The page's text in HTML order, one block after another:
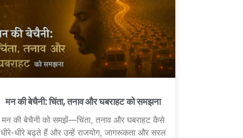
मन की बेचैनी: चिंता, तनाव और घबराहट को समझना
मन की बेचैनी को समझें—चिंता, तनाव और घबराहट कैसे
धीरे-धीरे बढ़ते हैं और उन्हें राजयोग, जागरूकता और सरल